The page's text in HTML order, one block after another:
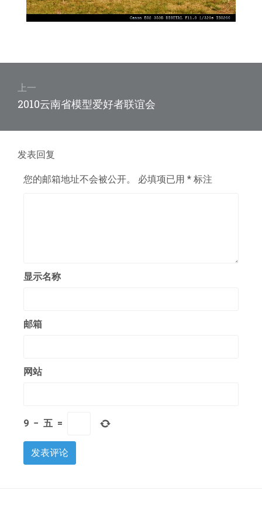
航
上一
上
文
章：
2010云南省模型爱好者联谊会
发表回复
您的邮箱地址不会被公开。 必填项已用 * 标注
显示名称
邮箱
网站
9 − 五 =